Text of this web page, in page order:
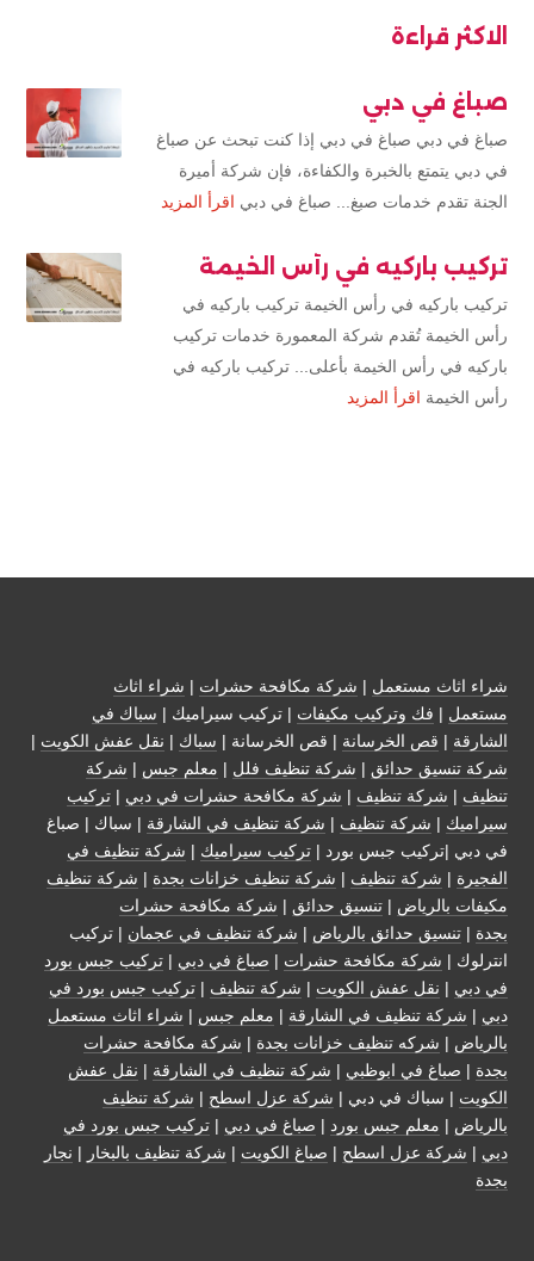
الاكثر قراءة
صباغ في دبي
صباغ في دبي صباغ في دبي إذا كنت تبحث عن صباغ
في دبي يتمتع بالخبرة والكفاءة، فإن شركة أميرة
الجنة تقدم خدمات صبغ... صباغ في دبي اقرأ المزيد
تركيب باركيه في رأس الخيمة
تركيب باركيه في رأس الخيمة تركيب باركيه في
رأس الخيمة تُقدم شركة المعمورة خدمات تركيب
باركيه في رأس الخيمة بأعلى... تركيب باركيه في
رأس الخيمة اقرأ المزيد
شراء اثاث مستعمل | شركة مكافحة حشرات | شراء اثاث
مستعمل | فك وتركيب مكيفات | تركيب سيراميك | سباك في
الشارقة | قص الخرسانة | قص الخرسانة | سباك | نقل عفش الكويت |
شركة تنسيق حدائق | شركة تنظيف فلل | معلم جبس | شركة
تنظيف | شركة تنظيف | شركة مكافحة حشرات في دبي | تركيب
سيراميك | شركة تنظيف | شركة تنظيف في الشارقة | سباك | صباغ
في دبي |تركيب جبس بورد | تركيب سيراميك | شركة تنظيف في
الفجيرة | شركة تنظيف | شركة تنظيف خزانات بجدة | شركة تنظيف
مكيفات بالرياض | تنسيق حدائق | شركة مكافحة حشرات
بجدة | تنسيق حدائق بالرياض | شركة تنظيف في عجمان | تركيب
انترلوك | شركة مكافحة حشرات | صباغ في دبي | تركيب جبس بورد
في دبي | نقل عفش الكويت | شركة تنظيف | تركيب جبس بورد في
دبي | شركة تنظيف في الشارقة | معلم جبس | شراء اثاث مستعمل
بالرياض | شركه تنظيف خزانات بجدة | شركة مكافحة حشرات
بجدة | صباغ في ابوظبي | شركة تنظيف في الشارقة | نقل عفش
الكويت | سباك في دبي | شركة عزل اسطح | شركة تنظيف
بالرياض | معلم جبس بورد | صباغ في دبي | تركيب جبس بورد في
دبي | شركة عزل اسطح | صباغ الكويت | شركة تنظيف بالبخار | نجار
بجدة